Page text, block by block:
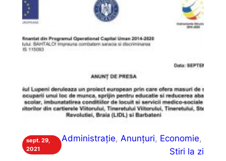
sept. 29,
2021
Administrație, Anunțuri, Economie
Stiri la zi